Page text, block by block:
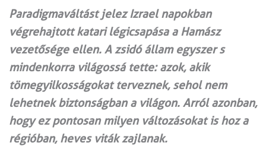
Paradigmaváltást jelez Izrael napokban
végrehajtott katari légicsapása a Hamász
vezetősége ellen. A zsidó állam egyszer s
mindenkorra világossá tette: azok, akik
tömegyilkosságokat terveznek, sehol nem
lehetnek biztonságban a világon. Arról azonban,
hogy ez pontosan milyen változásokat is hoz a
régióban, heves viták zajlanak.